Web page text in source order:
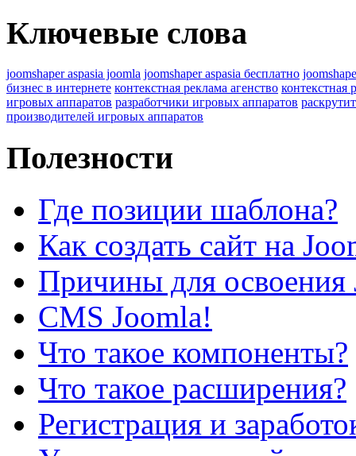
Ключевые слова
joomshaper aspasia joomla joomshaper aspasia бесплатно
бизнес в интернете контекстная реклама агенство контекстная
игровых аппаратов разработчики игровых аппаратов
производителей игровых аппаратов
Полезности
Где позиции шаблона?
Как создать сайт на
Причины для освоения
CMS Joomla!
Что такое компоненты?
Что такое расширения?
Регистрация и